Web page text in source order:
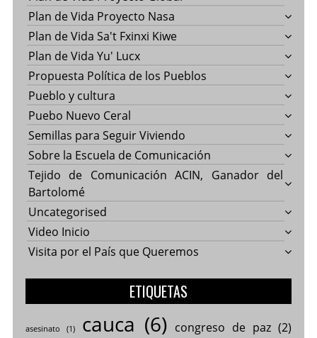
Plan de Vida Proyecto Nasa
Plan de Vida Sa't Fxinxi Kiwe
Plan de Vida Yu' Lucx
Propuesta Política de los Pueblos
Pueblo y cultura
Puebo Nuevo Ceral
Semillas para Seguir Viviendo
Sobre la Escuela de Comunicación
Tejido de Comunicación ACIN, Ganador del
Bartolomé
Uncategorised
Video Inicio
Visita por el País que Queremos
ETIQUETAS
asesinato (1) cauca (6) congreso de paz(2)